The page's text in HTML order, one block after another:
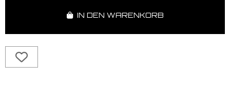
IN DEN WARENKORB